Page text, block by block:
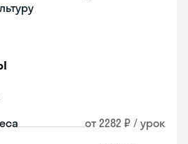
от 2282 ₽ / урок